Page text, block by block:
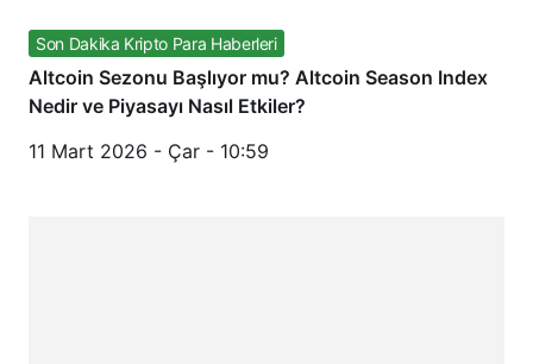
Son Dakika Kripto Para Haberleri
Altcoin Sezonu Başlıyor mu? Altcoin Season Index
Nedir ve Piyasayı Nasıl Etkiler?
11 Mart 2026 - Çar - 10:59